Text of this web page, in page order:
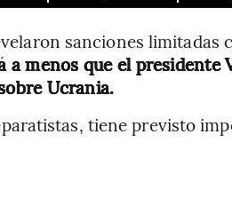
sanciones limitadas
a menos que el presidente
Ucrania.
tiene previsto